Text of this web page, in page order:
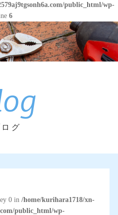
public_html/wp-
6
ログ
0 in /home/kurihara1718/xn-
public_html/wp-